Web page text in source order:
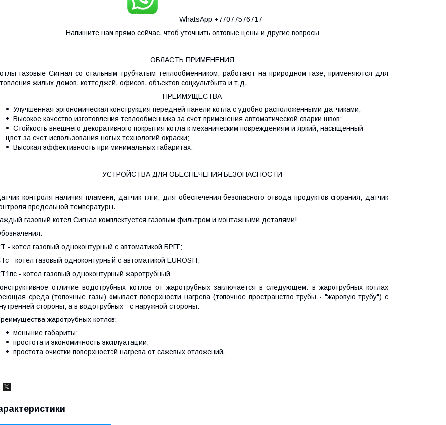
WhatsApp +77077576717
Напишите нам прямо сейчас, чтоб уточнить оптовые цены и другие вопросы
ОБЛАСТЬ ПРИМЕНЕНИЯ
газовые Сигнал со стальным трубчатым теплообменником, работают на природном газе, применяются для
жилых домов, коттеджей, офисов, объектов соцкультбыта и т.д.
ПРЕИМУЩЕСТВА
Улучшенная эргономическая конструкция передней панели котла с удобно расположенными датчиками;
Высокое качество изготовления теплообменника за счет применения автоматической сварки швов;
Стойкость внешнего декоративного покрытия котла к механическим повреждениям и яркий, насыщенный
цвет за счет использования новых технологий окраски;
Высокая эффективность при минимальных габаритах.
УСТРОЙСТВА ДЛЯ ОБЕСПЕЧЕНИЯ БЕЗОПАСНОСТИ
контроля наличия пламени, датчик тяги, для обеспечения безопасного отвода продуктов сгорания, датчик
предельной температуры.
газовый котел Сигнал комплектуется газовым фильтром и монтажными деталями!
- котел газовый одноконтурный с автоматикой БРГГ;
- котел газовый одноконтурный с автоматикой EUROSIT;
- котел газовый одноконтурный жаротрубный
отличие водотрубных котлов от жаротрубных заключается в следующем: в жаротрубных котлах
среда (топочные газы) омывает поверхности нагрева (топочное пространство трубы - "жаровую трубу") с
стороны, а в водотрубных - с наружной стороны.
жаротрубных котлов:
меньшие габариты;
простота и экономичность эксплуатации;
простота очистки поверхностей нагрева от сажевых отложений.